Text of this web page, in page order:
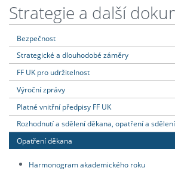
Strategie a další
Bezpečnost
Strategické a dlouhodobé záměry
FF UK pro udržitelnost
Výroční zprávy
Platné vnitřní předpisy FF UK
Rozhodnutí a sdělení děkana, opatření a
Opatření děkana
Harmonogram akademického roku